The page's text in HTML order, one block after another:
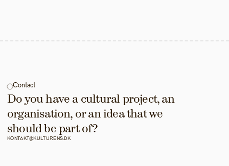
Contact
Do you have a cultural project, an
organisation, or an idea that we
should be part of?
KONTAKT@KULTURENS.DK